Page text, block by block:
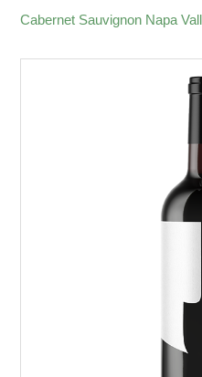
Cabernet Sauvignon Napa